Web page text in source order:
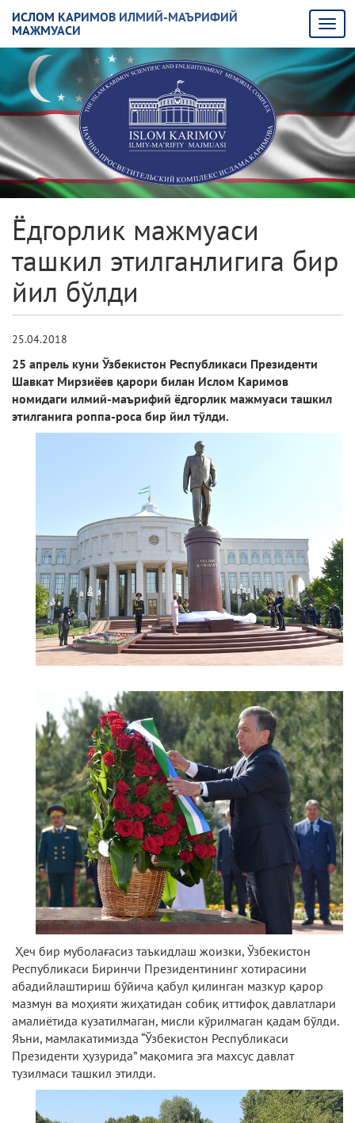
ИСЛОМ КАРИМОВ ИЛМИЙ-МАЪРИФИЙ
МАЖМУАСИ
Ёдгорлик мажмуаси
ташкил этилганлигига бир
йил бўлди
25.04.2018
25 апрель куни Ўзбекистон Республикаси Президенти
Шавкат Мирзиёев қарори билан Ислом Каримов
номидаги илмий-маърифий ёдгорлик мажмуаси ташкил
этилганига роппа-роса бир йил тўлди.
Ҳеч бир муболағасиз таъкидлаш жоизки, Ўзбекистон
Республикаси Биринчи Президентининг хотирасини
абадийлаштириш бўйича қабул қилинган мазкур қарор
мазмун ва моҳияти жиҳатидан собиқ иттифоқ давлатлари
амалиётида кузатилмаган, мисли кўрилмаган қадам бўлди.
Яъни, мамлакатимизда “Ўзбекистон Республикаси
Президенти ҳузурида” мақомига эга махсус давлат
тузилмаси ташкил этилди.